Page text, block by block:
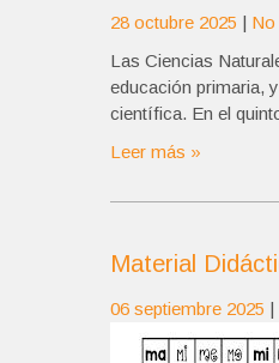
28 octubre 2025 | No
Las Ciencias
educación primaria,
científica. En el
Leer más »
Material
06 septiembre 2025 |